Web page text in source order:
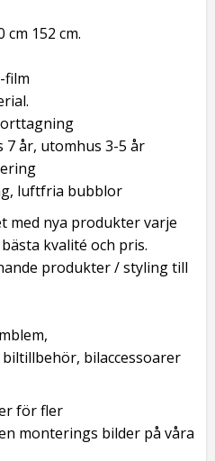
152 cm.
film
7 år, utomhus 3-5 år
luftfria bubblor
med nya produkter varje
kvalité och pris.
produkter / styling till
bilaccessoarer
för fler
monterings bilder på våra